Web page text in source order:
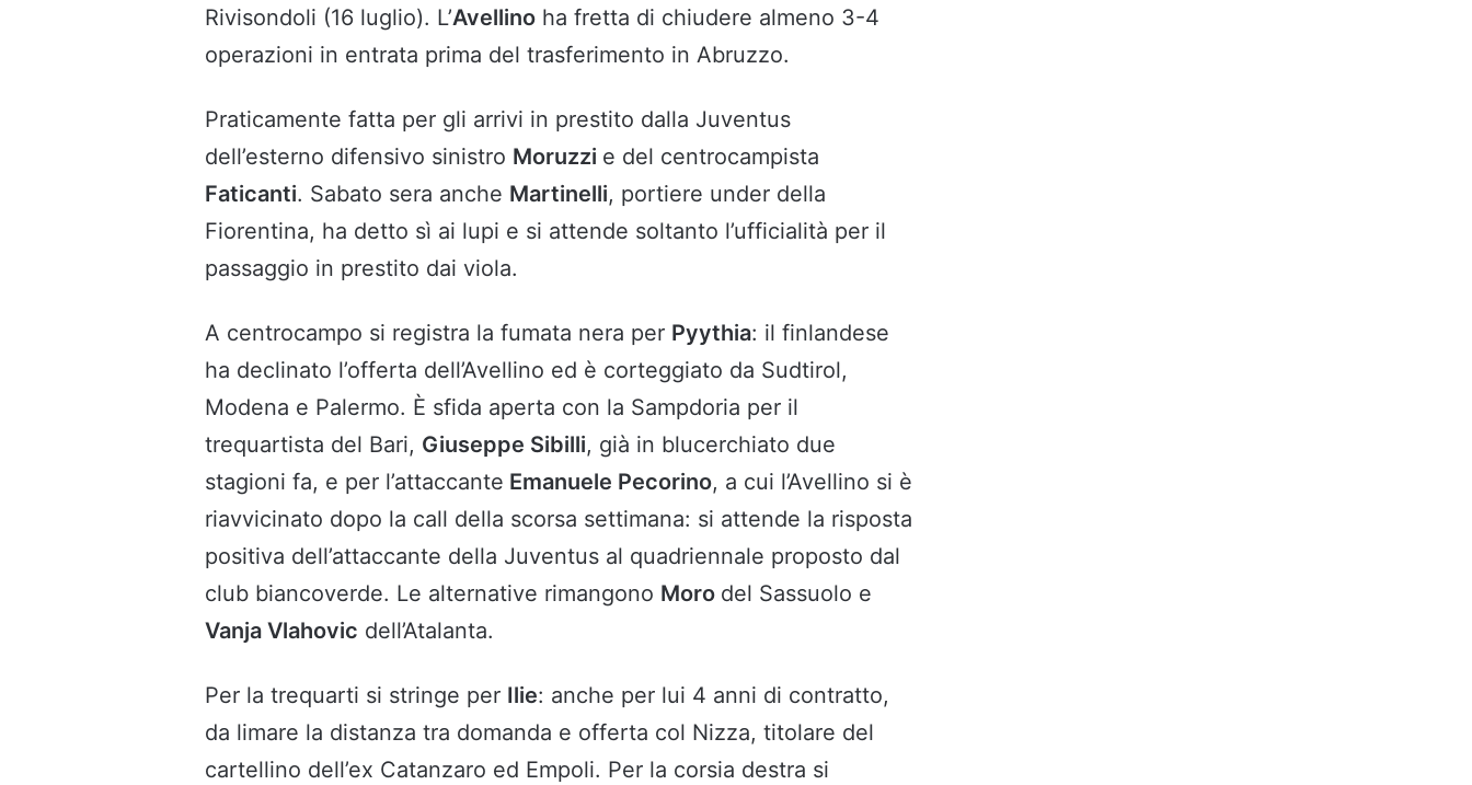
Rivisondoli (16 luglio). L’Avellino ha fretta di chiudere almeno 3-4
operazioni in entrata prima del trasferimento in Abruzzo.
Praticamente fatta per gli arrivi in prestito dalla Juventus
dell’esterno difensivo sinistro Moruzzi e del centrocampista
Faticanti. Sabato sera anche Martinelli, portiere under della
Fiorentina, ha detto sì ai lupi e si attende soltanto l’ufficialità per il
passaggio in prestito dai viola.
A centrocampo si registra la fumata nera per Pyythia: il finlandese
ha declinato l’offerta dell’Avellino ed è corteggiato da Sudtirol,
Modena e Palermo. È sfida aperta con la Sampdoria per il
trequartista del Bari, Giuseppe Sibilli, già in blucerchiato due
stagioni fa, e per l’attaccante Emanuele Pecorino, a cui l’Avellino si è
riavvicinato dopo la call della scorsa settimana: si attende la risposta
positiva dell’attaccante della Juventus al quadriennale proposto dal
club biancoverde. Le alternative rimangono Moro del Sassuolo e
Vanja Vlahovic dell’Atalanta.
Per la trequarti si stringe per Ilie: anche per lui 4 anni di contratto,
da limare la distanza tra domanda e offerta col Nizza, titolare del
cartellino dell’ex Catanzaro ed Empoli. Per la corsia destra si